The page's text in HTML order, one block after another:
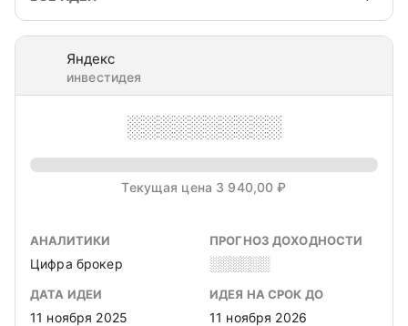
Яндекс
инвестидея
░░░░░░░░░░
Текущая цена 3 940,00 ₽
АНАЛИТИКИ
Цифра брокер
ПРОГНОЗ ДОХОДНОСТИ
░░░░░░
ДАТА ИДЕИ
11 ноября 2025
ИДЕЯ НА СРОК ДО
11 ноября 2026